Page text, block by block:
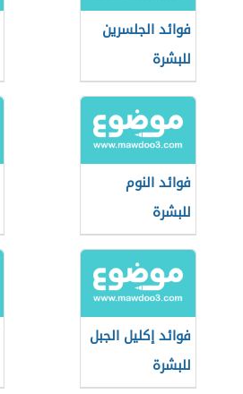
فوائد الجلسرين
للبشرة
فوائد النوم
للبشرة
فوائد إكليل الجبل
للبشرة